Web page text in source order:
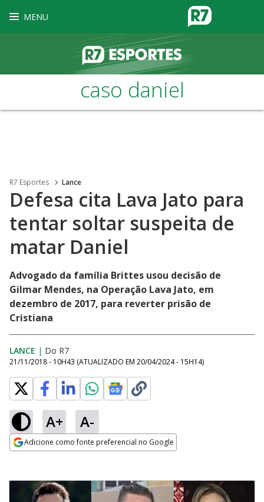
MENU
caso daniel
R7 Esportes Lance
Defesa cita Lava Jato para
tentar soltar suspeita de
matar Daniel
Advogado da família Brittes usou decisão de
Gilmar Mendes, na Operação Lava Jato, em
dezembro de 2017, para reverter prisão de
Cristiana
LANCE | Do R7
21/11/2018 - 10H43 (ATUALIZADO EM 20/04/2024 - 15H14)
A+ A-
Adicione como fonte preferencial no Google